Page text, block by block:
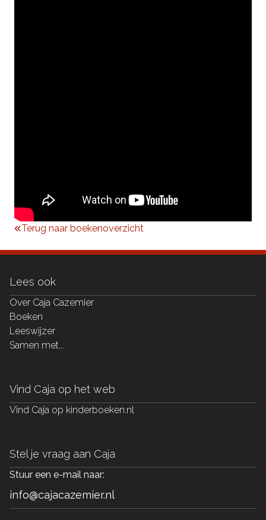
Terug naar boekenoverzicht
Lees ook
Over Caja Cazemier
Boeken
Leeswijzer
Samen met...
Vind Caja op het web
Vind Caja op kinderboeken.nl
Stel je vraag aan Caja
Stuur een e-mail naar:
info@cajacazemier.nl